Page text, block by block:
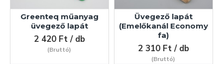
Greenteq műanyag
üvegező lapát
2 420 Ft / db
(Bruttó)
Üvegező lapát
(Emelőkanál Economy
fa)
2 310 Ft / db
(Bruttó)